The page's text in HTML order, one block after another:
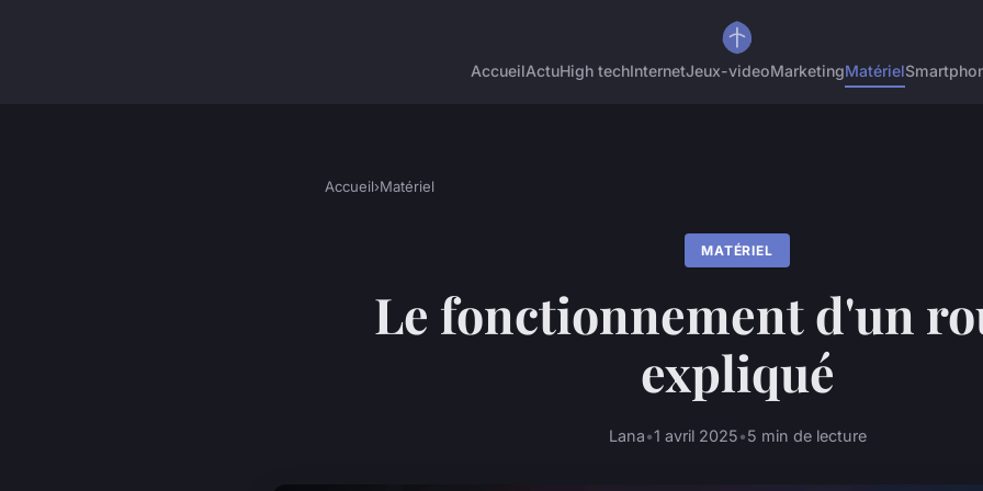
AccueilActuHigh techInternetJeux-videoMarketingMatériel
Accueil›Matériel
MATÉRIEL
Le fonctionnement d'un
expliqué
Lana•1 avril 2025•5 min de lecture